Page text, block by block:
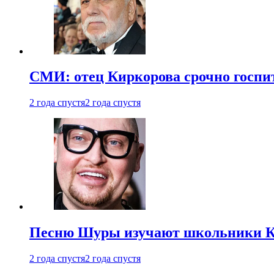
СМИ: отец Киркорова срочно
2 года спустя2 года спустя
Песню Шуры изучают школьники
2 года спустя2 года спустя